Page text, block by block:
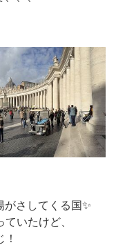
さしてくる国✨️
いたけど、